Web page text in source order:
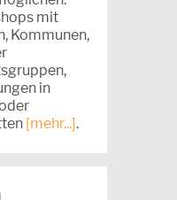
mit
Kommunen,
in
[mehr...].